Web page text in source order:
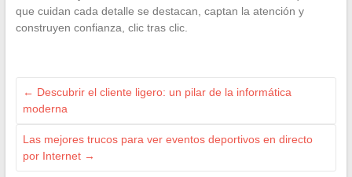
que cuidan cada detalle se destacan, captan la atención y
construyen confianza, clic tras clic.
← Descubrir el cliente ligero: un pilar de la informática
moderna
Las mejores trucos para ver eventos deportivos en directo
por Internet →